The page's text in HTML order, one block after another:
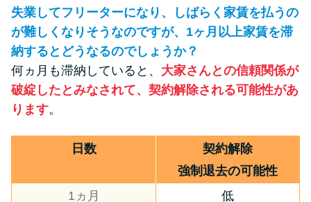
失業してフリーターになり、しばらく家賃を払うの
が難しくなりそうなのですが、1ヶ月以上家賃を滞
納するとどうなるのでしょうか？
何ヵ月も滞納していると、 大家さんとの信頼関係が
破綻したとみなされて、契約解除される可能性があ
ります。
日数
契約解除
強制退去の可能性
1ヵ月
低